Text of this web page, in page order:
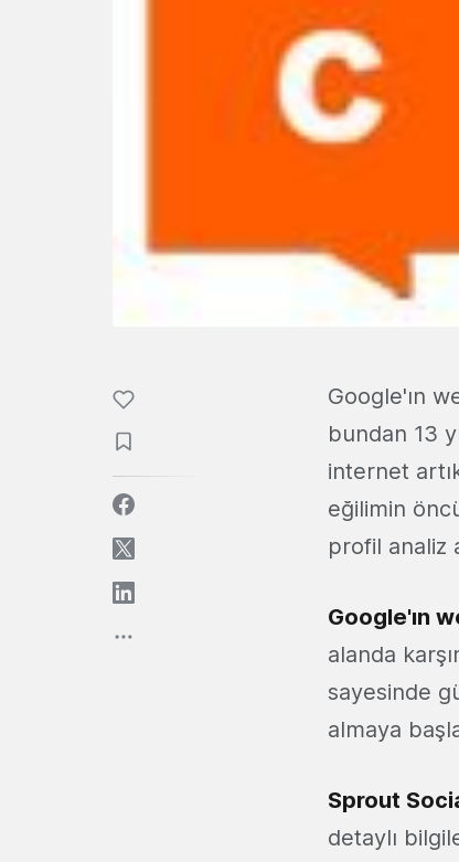
Google'ın
bundan 13
internet
eğilimin
profil analiz
Google'ın
alanda
sayesinde
almaya
Sprout
detaylı